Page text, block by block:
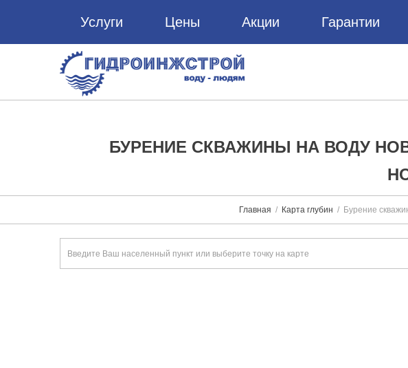
Услуги Цены Акции Гарантии
БУРЕНИЕ СКВАЖИНЫ НА ВОДУ
Главная Карта глубин Бурение